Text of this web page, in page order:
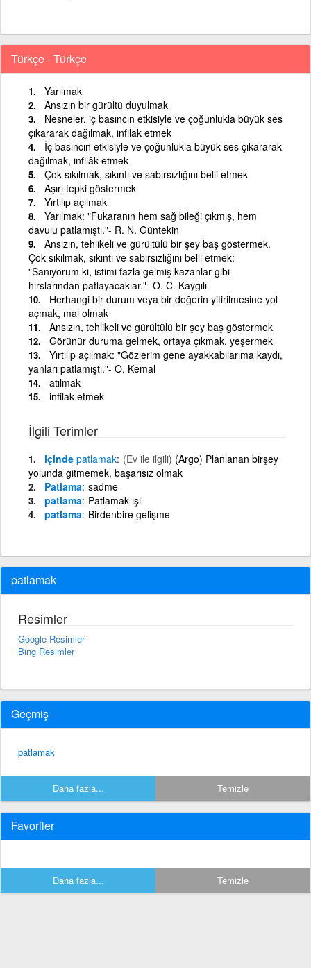
Türkçe - Türkçe
Yarılmak
Ansızın bir gürültü duyulmak
Nesneler, iç basıncın etkisiyle ve çoğunlukla büyük ses
çıkararak dağılmak, infilak etmek
İç basıncın etkisiyle ve çoğunlukla büyük ses çıkararak
dağılmak, infilâk etmek
Çok sıkılmak, sıkıntı ve sabırsızlığını belli etmek
Aşırı tepki göstermek
Yırtılıp açılmak
Yarılmak: "Fukaranın hem sağ bileği çıkmış, hem
davulu patlamıştı."- R. N. Güntekin
Ansızın, tehlikeli ve gürültülü bir şey baş göstermek.
Çok sıkılmak, sıkıntı ve sabırsızlığını belli etmek:
"Sanıyorum ki, istimi fazla gelmiş kazanlar gibi
hırslarından patlayacaklar."- O. C. Kaygılı
Herhangi bir durum veya bir değerin yitirilmesine yol
açmak, mal olmak
Ansızın, tehlikeli ve gürültülü bir şey baş göstermek
Görünür duruma gelmek, ortaya çıkmak, yeşermek
Yırtılıp açılmak: "Gözlerim gene ayakkabılarıma kaydı,
yanları patlamıştı."- O. Kemal
atılmak
infilak etmek
İlgili Terimler
içinde patlamak (Ev ile ilgili) (Argo) Planlanan birşey
yolunda gitmemek, başarısız olmak
Patlama sadme
patlama Patlamak işi
patlama Birdenbire gelişme
patlamak
Resimler
Google Resimler
Bing Resimler
Geçmiş
patlamak
Daha fazla... Temizle
Favoriler
Daha fazla... Temizle